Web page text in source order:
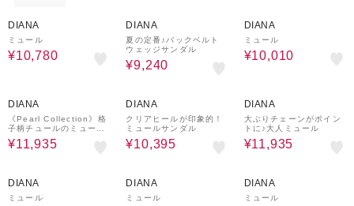
DIANA
ミュール
¥10,780
DIANA
夏の定番♪バックベルト
ウェッジサンダル
¥9,240
DIANA
ミュール
¥10,010
DIANA
《Pearl Collection》格
子柄チュールのミュール
サンダル
¥11,935
DIANA
クリアヒールが印象的！
ミュールサンダル
¥10,395
DIANA
大ぶりチェーンがポイン
トに♪大人ミュール
¥11,935
DIANA
ミュール
DIANA
ミュール
DIANA
ミュール